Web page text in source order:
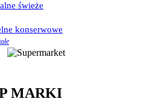
świeże
konserwowe
MARKI